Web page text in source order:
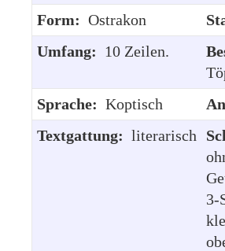
Form: Ostrakon
Umfang: 10 Zeilen.
Sprache: Koptisch
Textgattung: literarisch
3-